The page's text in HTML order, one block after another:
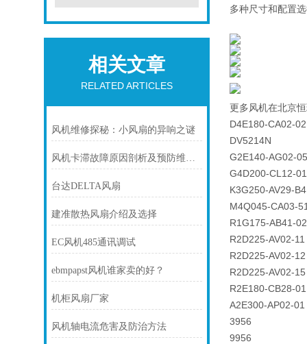
相关文章
RELATED ARTICLES
风机维修探秘：小风扇的异响之谜
风机卡滞故障原因剖析及预防维护技巧
台达DELTA风扇
建准散热风扇介绍及选择
EC风机485通讯调试
ebmpapst风机谁家卖的好？
机柜风扇厂家
风机轴电流危害及防治方法
多种尺寸和配置
更多风机在北京
D4E180-CA02-02
DV5214N
G2E140-AG02-05
G4D200-CL12-01
K3G250-AV29-B4
M4Q045-CA03-
R1G175-AB41-02
R2D225-AV02-11
R2D225-AV02-12
R2D225-AV02-15
R2E180-CB28-01
A2E300-AP02-01
3956
9956